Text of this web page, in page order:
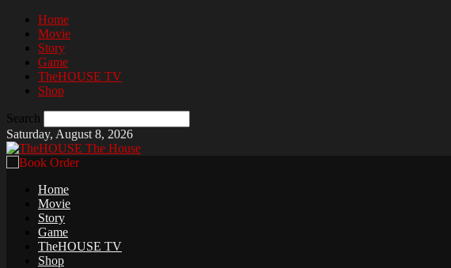
Home
Movie
Story
Game
TheHOUSE TV
Shop
Search
Saturday, August 8, 2026
The House
Home
Movie
Story
Game
TheHOUSE TV
Shop